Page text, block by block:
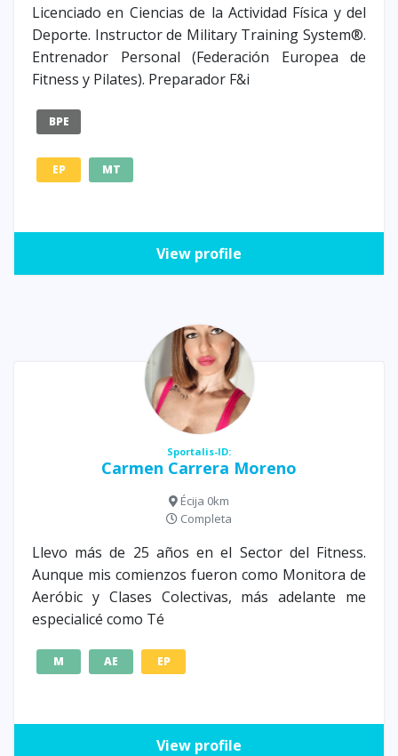
Licenciado en Ciencias de la Actividad Física y del
Deporte. Instructor de Military Training System®.
Entrenador Personal (Federación Europea de
Fitness y Pilates). Preparador F&i
BPE
EP MT
View profile
Sportalis-ID:
Carmen Carrera Moreno
Écija 0km
Completa
Llevo más de 25 años en el Sector del Fitness.
Aunque mis comienzos fueron como Monitora de
Aeróbic y Clases Colectivas, más adelante me
especialicé como Té
M AE EP
View profile